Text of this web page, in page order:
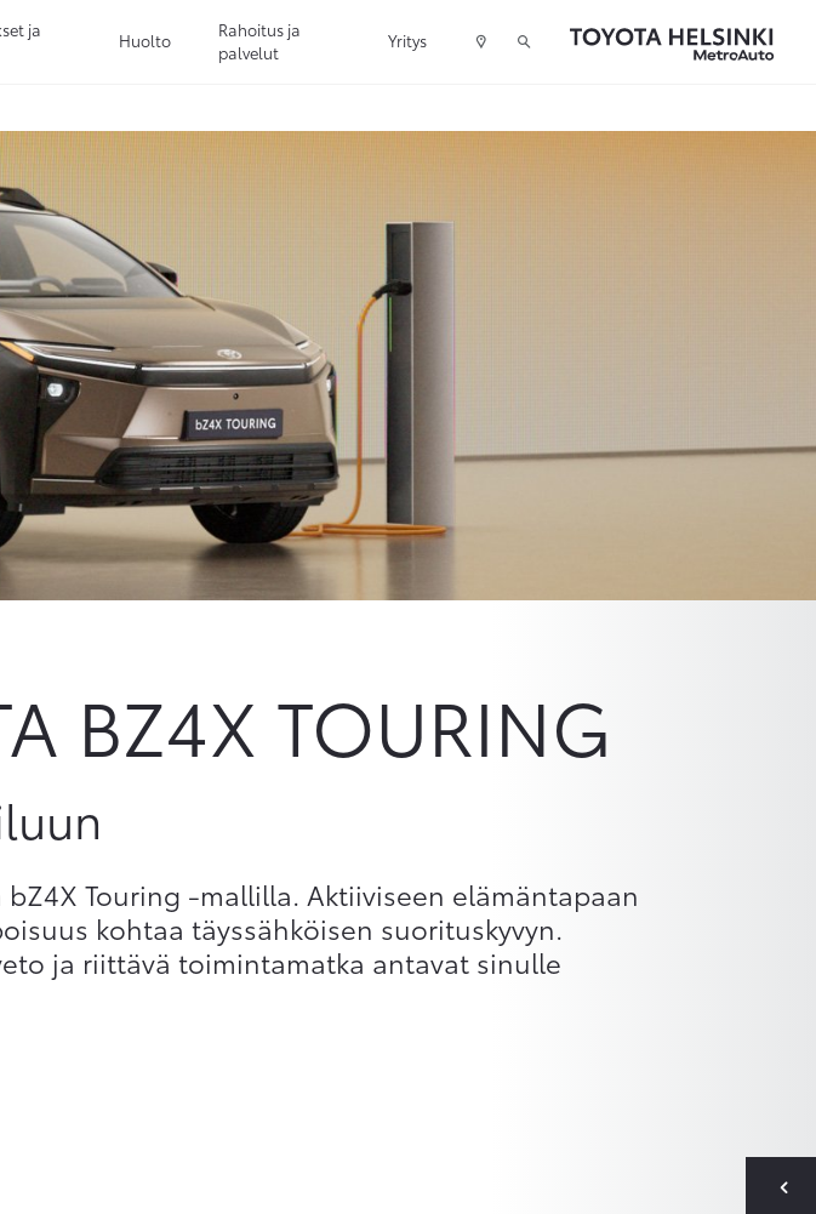
ja
Huolto
Rahoitus ja
palvelut
Yritys
BZ4X TOURING
Touring -mallilla. Aktiiviseen elämäntapaan
kohtaa täyssähköisen suorituskyvyn.
ja riittävä toimintamatka antavat sinulle